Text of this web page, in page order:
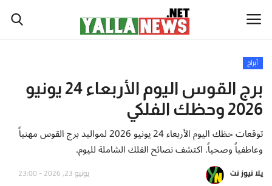
أخبار العالم
أخبار الوطن العربي
سياسة واقتصاد
رياضة
أبراج
برج القوس اليوم الأربعاء 24 يونيو
2026 وحظك الفلكي
توقعات حظك اليوم الأربعاء 24 يونيو 2026 لمواليد برج القوس مهنياً
وعاطفياً وصحياً. اكتشف نصائح الفلك الشاملة لليوم.
يلا نيوز نت يونيو 23, 2026 - 23:00